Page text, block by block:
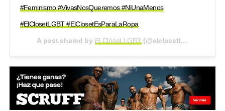
#Feminismo #VivasNosQueremos #NiUnaMenos
#ElClosetLGBT #ElClosetEsParaLaRopa
A post shared by El Clóset LGBT (@elclosetlgbt) on